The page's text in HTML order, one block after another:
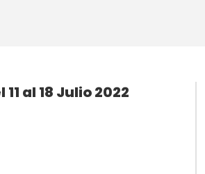
al 18 Julio 2022